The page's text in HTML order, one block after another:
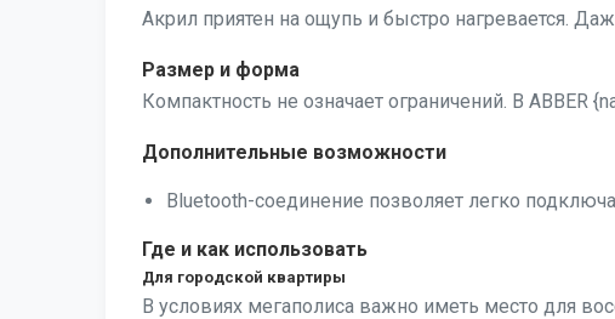
Акрил приятен на ощупь и быстро нагревается.
Размер и форма
Компактность не означает ограничений. В
Дополнительные возможности
Bluetooth-соединение позволяет легко
Где и как использовать
Для городской квартиры
В условиях мегаполиса важно иметь место для